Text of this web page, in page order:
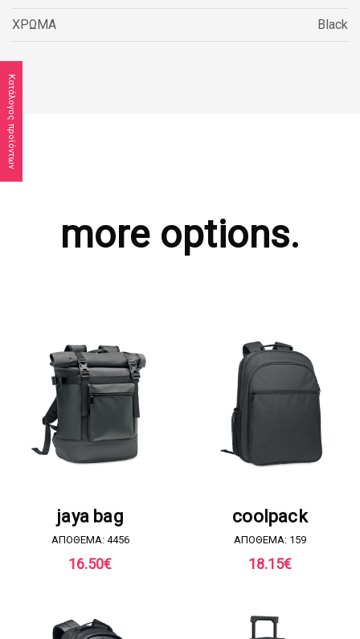
Κατάλογος προϊόντων
ΧΡΩΜΑ Black
more options.
jaya bag
ΑΠΟΘΕΜΑ: 4456
16.50€
coolpack
ΑΠΟΘΕΜΑ: 159
18.15€